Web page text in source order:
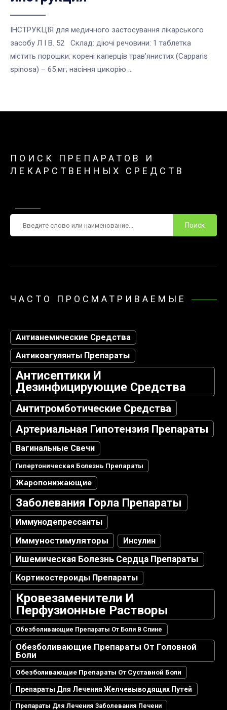
ІНСТРУКЦІЯ для медичного застосування лікарського
засобу Л І В. 52 Склад: діючі речовини: 1 таблетка
містить порошки: корені каперців трав’янистих (Capparis
spinosa) – 65 мг; насіння цикорію ...
ПОИСК ПРЕПАРАТОВ И
ЛЕКАРСТВЕННЫХ СРЕДСТВ
ЧАСТО ПРОСМАТРИВАЕМЫЕ
Антианемические Средства
Антикоагулянты Препараты
Антисептики И
Дезинфицирующие Средства
Антитромботические Средства
Артериальная Гипотензия Препараты
Вагинальные Свечи
Гипертоническая Болезнь Препараты
Жаропонижающие
Заболевания Горла Препараты
Иммунодепрессанты
Иммуностимуляторы Инсулин
Ишемическая Болезнь Сердца Препараты
Кортикостероиды Препараты
Кровезаменители И
Перфузионные Растворы
Обезболивающие Препараты От Боли В Спине
Обезболивающие Препараты От Головной
Боли
Обезболивающие Препараты От Суставной Боли
Препараты Для Лечения Желчевыводящих Путей
Препараты Для Лечения Заболевания Печени